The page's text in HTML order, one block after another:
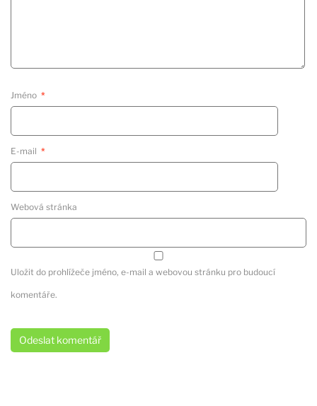
Jméno *
E-mail *
Webová stránka
Uložit do prohlížeče jméno, e-mail a webovou stránku pro budoucí
komentáře.